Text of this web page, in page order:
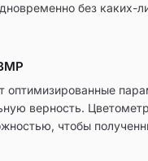
без каких-
верность.
чтобы